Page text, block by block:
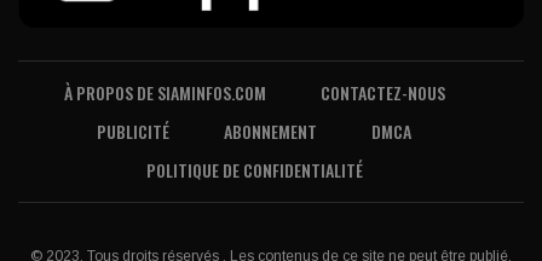
À PROPOS DE SIAMINFOS.COM
CONTACTEZ-NOUS
PUBLICITÉ
ABONNEMENT
DMCA
POLITIQUE DE CONFIDENTIALITÉ
© 2023, Tous droits réservés . Les contenus de ce site ne peut être publié,